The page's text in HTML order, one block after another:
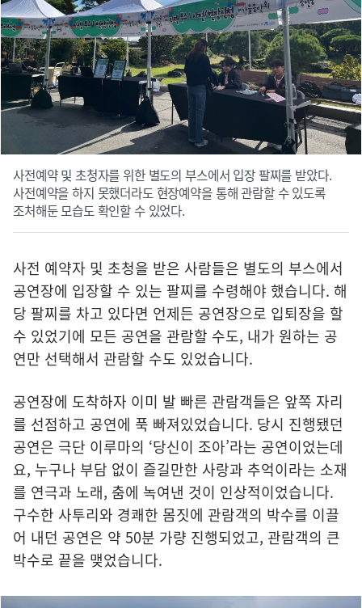
사전예약 및 초청자를 위한 별도의 부스에서 입장 팔찌를 받았다.
사전예약을 하지 못했더라도 현장예약을 통해 관람할 수 있도록
조처해둔 모습도 확인할 수 있었다.
사전 예약자 및 초청을 받은 사람들은 별도의 부스에서
공연장에 입장할 수 있는 팔찌를 수령해야 했습니다. 해
당 팔찌를 차고 있다면 언제든 공연장으로 입퇴장을 할
수 있었기에 모든 공연을 관람할 수도, 내가 원하는 공
연만 선택해서 관람할 수도 있었습니다.
공연장에 도착하자 이미 발 빠른 관람객들은 앞쪽 자리
를 선점하고 공연에 푹 빠져있었습니다. 당시 진행됐던
공연은 극단 이루마의 ‘당신이 조아’라는 공연이었는데
요, 누구나 부담 없이 즐길만한 사랑과 추억이라는 소재
를 연극과 노래, 춤에 녹여낸 것이 인상적이었습니다.
구수한 사투리와 경쾌한 몸짓에 관람객의 박수를 이끌
어 내던 공연은 약 50분 가량 진행되었고, 관람객의 큰
박수로 끝을 맺었습니다.